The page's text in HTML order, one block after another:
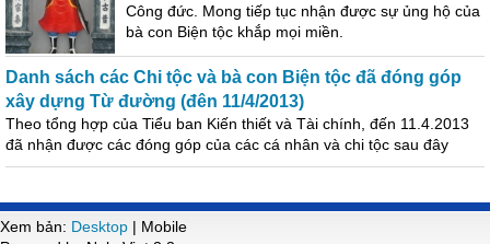
Công đức. Mong tiếp tục nhận được sự ủng hộ của
bà con Biện tộc khắp mọi miền.
Danh sách các Chi tộc và bà con Biện tộc đã đóng góp
xây dựng Từ đường (đên 11/4/2013)
Theo tổng hợp của Tiểu ban Kiến thiết và Tài chính, đến 11.4.2013
đã nhận được các đóng góp của các cá nhân và chi tộc sau đây
Xem bản: Desktop | Mobile